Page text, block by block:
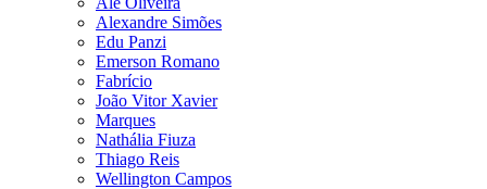
Alexandre Simões
Edu Panzi
Emerson Romano
Fabrício
João Vitor Xavier
Marques
Nathália Fiuza
Thiago Reis
Wellington Campos